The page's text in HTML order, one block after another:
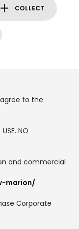
COLLECT
to the
NO
and commercial
marion/
Corporate